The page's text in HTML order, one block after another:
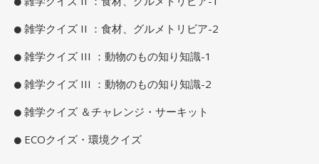
雑学クイズ II ：食材、グルメトリビア-2
雑学クイズ III ：動物のもの知り知識-1
雑学クイズ III ：動物のもの知り知識-2
雑学クイズ ＆チャレンジ・サーキット
ECOクイズ・環境クイズ